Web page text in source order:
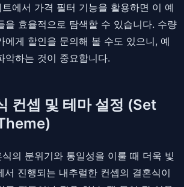
에서 가격 필터 기능을 활용하면 이 예
을 효율적으로 탐색할 수 있습니다. 수량
에게 할인을 문의해 볼 수도 있으니, 예
악하는 것이 중요합니다.
컨셉 및 테마 설정 (Set
의 분위기와 통일성을 이룰 때 더욱 빛
서 진행되는 내추럴한 컨셉의 결혼식이